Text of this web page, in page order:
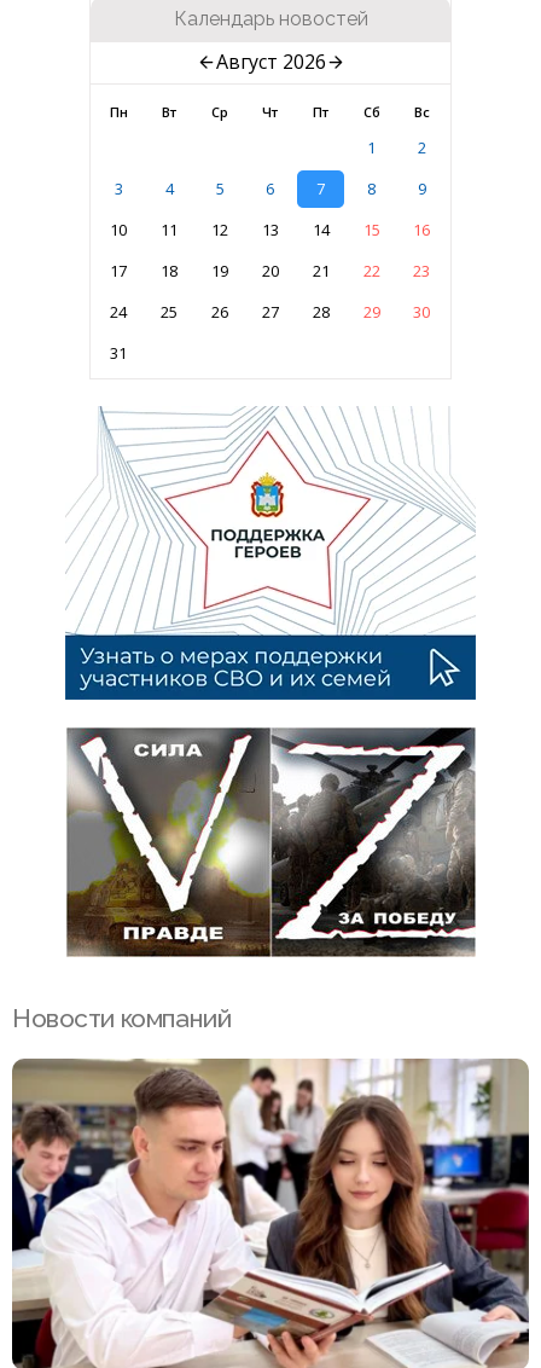
Календарь новостей
Август 2026
Пн Вт Ср Чт Пт Сб Вс
1
2
3
4 5 6 7 8
9
10
11 12 13 14 15
16
17
18 19 20 21 22
23
24
25 26 27 28 29
30
31
Новости компаний